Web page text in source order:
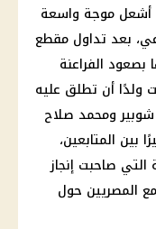
تأهل منتخب مصر في كأس العالم 2026 أشعل موجة واسعة
بعد تداول مقطع
الفراعنة
ولدًا أن تطلق عليه
ومحمد صلاح
بين المتابعين،
التي صاحبت إنجاز
المصريين حول